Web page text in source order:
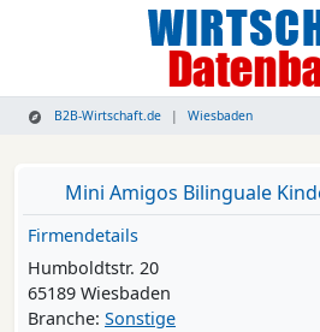
B2B-Wirtschaft.de Wiesbaden
Mini Amigos Bilinguale
Firmendetails
Humboldtstr. 20
65189 Wiesbaden
Branche: Sonstige